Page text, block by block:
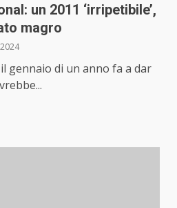
un 2011 ‘irripetibile’,
magro
gennaio di un anno fa a dar